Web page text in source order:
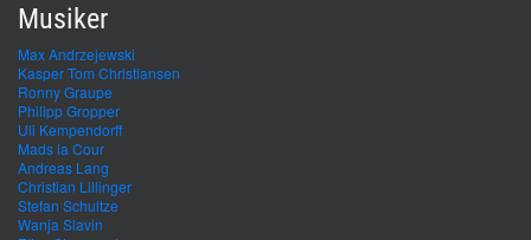
Musiker
Max Andrzejewski
Kasper Tom Christiansen
Ronny Graupe
Philipp Gropper
Uli Kempendorff
Mads la Cour
Andreas Lang
Christian Lillinger
Stefan Schultze
Wanja Slavin